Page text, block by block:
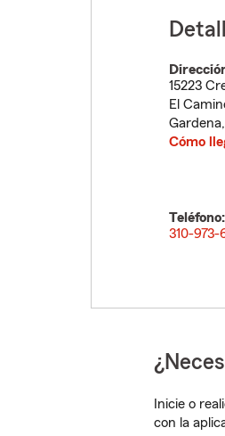
15223
El
Gardena,
Cómo
Teléfono:
310-973-
Inicie o
con la